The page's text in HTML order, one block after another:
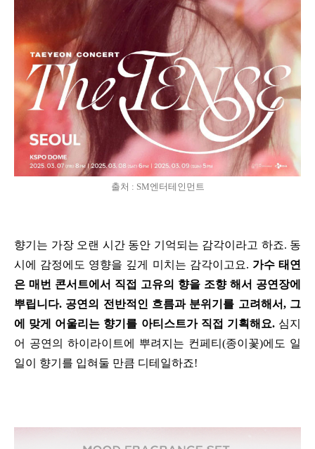
출처 : SM엔터테인먼트
향기는 가장 오랜 시간 동안 기억되는 감각이라고 하죠. 동
시에 감정에도 영향을 깊게 미치는 감각이고요. 가수 태연
은 매번 콘서트에서 직접 고유의 향을 조향 해서 공연장에
뿌립니다. 공연의 전반적인 흐름과 분위기를 고려해서, 그
에 맞게 어울리는 향기를 아티스트가 직접 기획해요.심지
어 공연의 하이라이트에 뿌려지는 컨페티(종이꽃)에도 일
일이 향기를 입혀둘 만큼 디테일하죠!